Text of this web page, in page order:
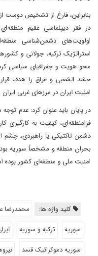
بنابراین، فارغ از تشخیص
در فقر دیپلماسی عقیم
اولویت‌های دشمن‌شناسی
استراتژیک ترکیه، جولانی و
محو هویت و جغرافیای سیاسی
حشد الشعبی و عراق را هدف
امنیت ایران در مرزهای غربی ایران
در پایان باید عنوان کرد: عدم
فرامنطقه‌ای، کیفیت به کارگیری
دشمن تاکتیکی یا راهبردی، چشم
بحران منطقه و مشخصاً سوریه
امنیت ملی و منطقه‌ای کشور بوده
کلید واژه ها: محمدرضا
سوریه
ترکیه و سوریه
سوریه دموکراتیک قسد